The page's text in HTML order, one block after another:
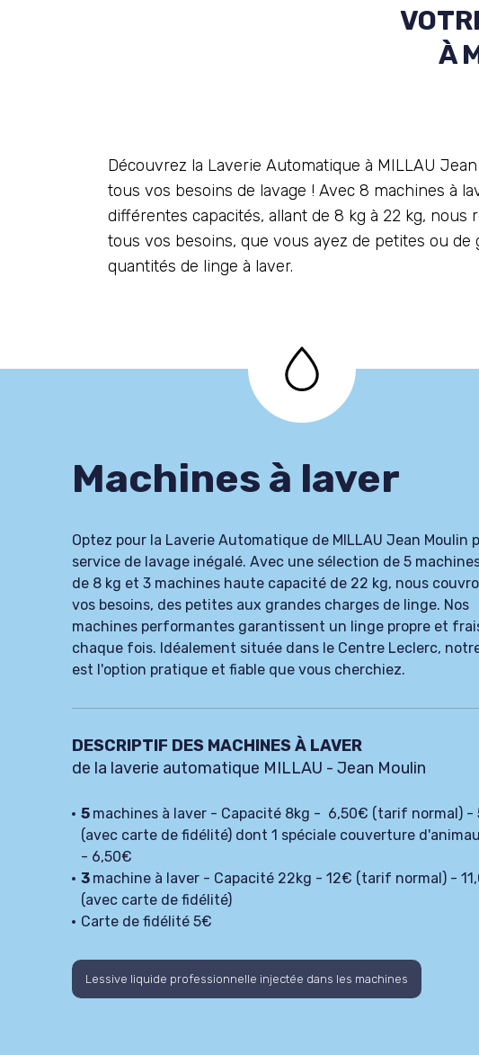
À
Découvrez la Laverie Automatique à MILLAU
tous vos besoins de lavage ! Avec 8 machines à
différentes capacités, allant de 8 kg à 22 kg, nous
tous vos besoins, que vous ayez de petites ou de
quantités de linge à laver.
Machines à laver
Optez pour la Laverie Automatique de MILLAU Jean Moulin
service de lavage inégalé. Avec une sélection de 5
de 8 kg et 3 machines haute capacité de 22 kg, nous
vos besoins, des petites aux grandes charges de linge. Nos
machines performantes garantissent un linge propre et
chaque fois. Idéalement située dans le Centre Leclerc,
est l'option pratique et fiable que vous cherchiez.
DESCRIPTIF DES MACHINES À LAVER
de la laverie automatique MILLAU - Jean Moulin
5 machines à laver - Capacité 8kg - 6,50€ (tarif normal) -
(avec carte de fidélité) dont 1 spéciale couverture
- 6,50€
3 machine à laver - Capacité 22kg - 12€ (tarif normal) -
(avec carte de fidélité)
Carte de fidélité 5€
Lessive liquide professionnelle injectée dans les machines